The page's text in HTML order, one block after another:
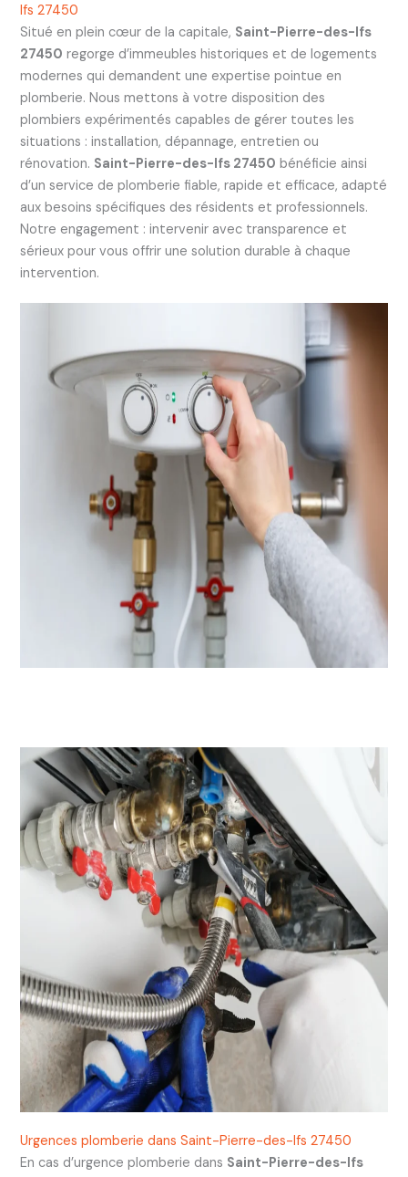
Ifs 27450
Situé en plein cœur de la capitale, Saint-Pierre-des-Ifs
27450 regorge d’immeubles historiques et de logements
modernes qui demandent une expertise pointue en
plomberie. Nous mettons à votre disposition des
plombiers expérimentés capables de gérer toutes les
situations : installation, dépannage, entretien ou
rénovation. Saint-Pierre-des-Ifs 27450 bénéficie ainsi
d’un service de plomberie fiable, rapide et efficace, adapté
aux besoins spécifiques des résidents et professionnels.
Notre engagement : intervenir avec transparence et
sérieux pour vous offrir une solution durable à chaque
intervention.
Urgences plomberie dans Saint-Pierre-des-Ifs 27450
En cas d’urgence plomberie dans Saint-Pierre-des-Ifs